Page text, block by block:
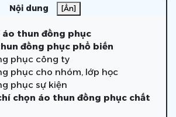
Nội dung [Ẩn]
áo thun đồng phục
đồng phục phổ biến
phục công ty
phục cho nhóm, lớp học
phục sự kiện
chọn áo thun đồng phục chất